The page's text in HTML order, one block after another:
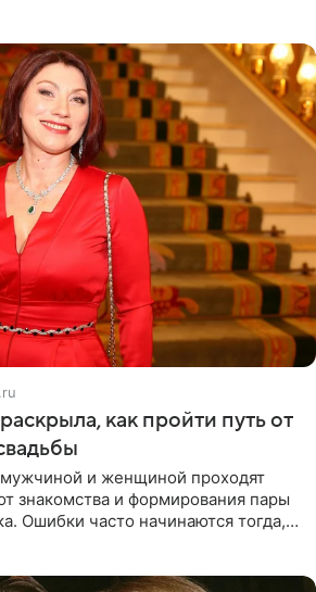
как пройти путь от
и женщиной проходят
знакомства и формирования пары
Ошибки часто начинаются тогда,